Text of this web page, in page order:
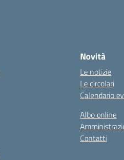
Novità
Le notizie
Le circolari
Calendario
Albo online
Contatti